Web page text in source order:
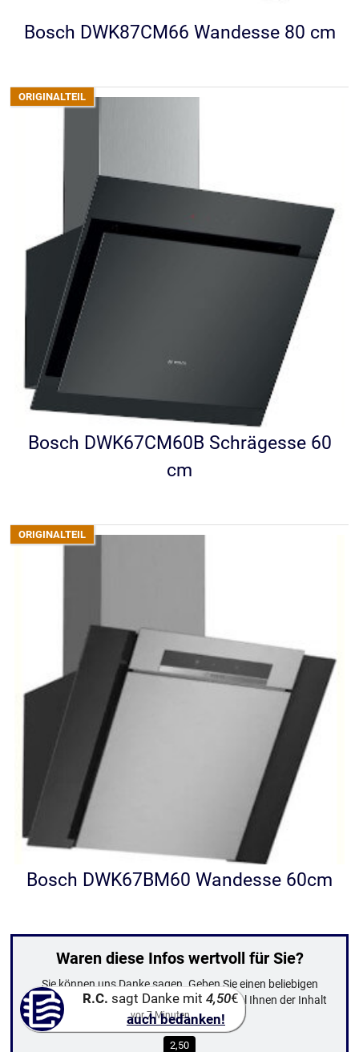
Bosch DWK87CM66 Wandesse 80 cm
Bosch DWK67CM60B Schrägesse 60
cm
Bosch DWK67BM60 Wandesse 60cm
Waren diese Infos wertvoll für Sie?
Sie können uns Danke sagen. Geben Sie einen beliebigen
Betrag zurück und zeigen Sie damit, wie viel Ihnen der Inhalt
wert ist.
2,50
R.C. sagt Danke mit 4,50€
vor7Minuten
auch bedanken!